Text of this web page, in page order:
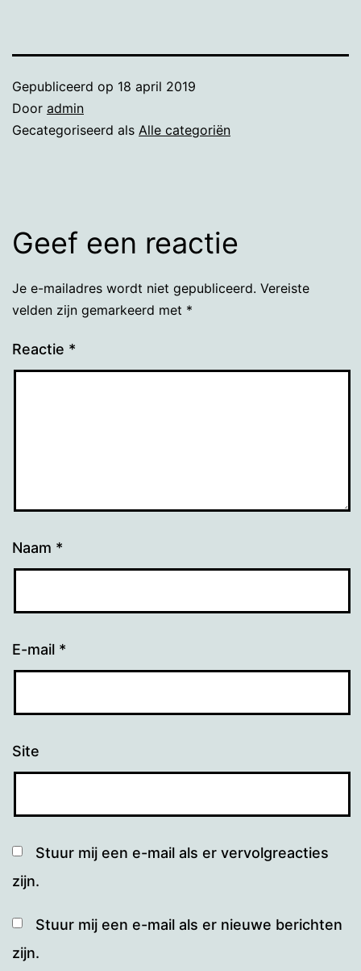
Gepubliceerd op 18 april 2019
Door admin
Gecategoriseerd als Alle categoriën
Geef een reactie
Je e-mailadres wordt niet gepubliceerd. Vereiste
velden zijn gemarkeerd met *
Reactie *
Naam *
E-mail *
Site
Stuur mij een e-mail als er vervolgreacties
zijn.
Stuur mij een e-mail als er nieuwe berichten
zijn.